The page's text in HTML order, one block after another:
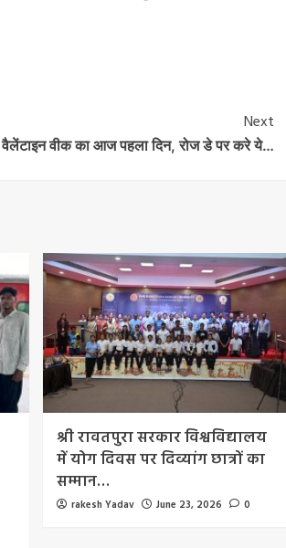
Next
वैलेंटाइन वीक का आज पहला दिन, रोज डे पर करे ये…
श्री रावतपुरा सरकार विश्वविद्यालय
में योग दिवस पर दिव्यांग छात्रों का
सम्मान…
rakesh Yadav June 23, 2026 0